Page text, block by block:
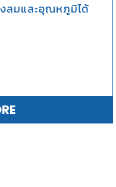
ลมและอุณหภูมิได้